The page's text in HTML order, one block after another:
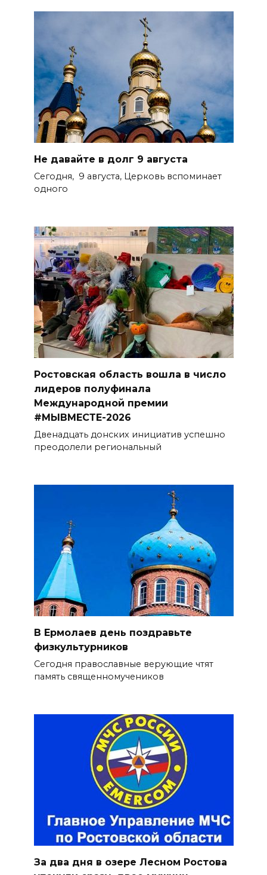
Не давайте в долг 9 августа
Сегодня, 9 августа, Церковь вспоминает
одного
Ростовская область вошла в число
лидеров полуфинала
Международной премии
#МЫВМЕСТЕ-2026
Двенадцать донских инициатив успешно
преодолели региональный
В Ермолаев день поздравьте
физкультурников
Сегодня православные верующие чтят
память священномучеников
За два дня в озере Лесном Ростова